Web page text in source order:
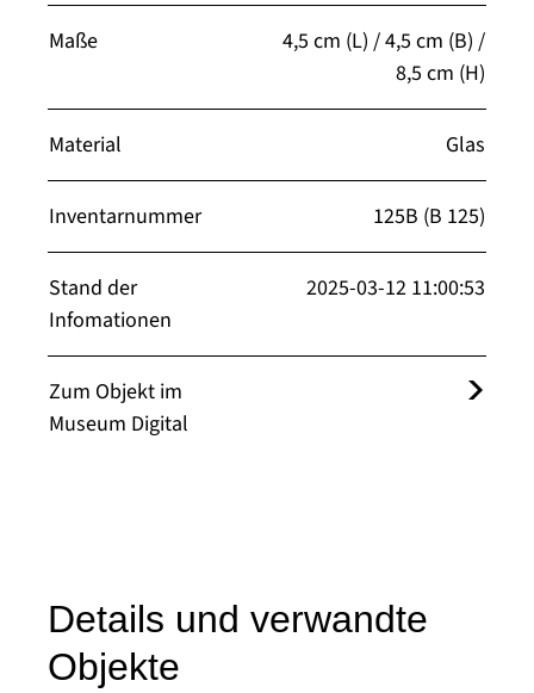
Maße
4,5 cm (L) / 4,5 cm (B) /
8,5 cm (H)
Material Glas
Inventarnummer 125B (B 125)
Stand der
Infomationen
2025-03-12 11:00:53
Zum Objekt im
Museum Digital
Details und verwandte
Objekte